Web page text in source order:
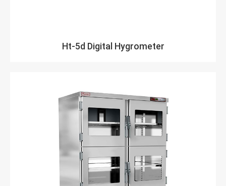
Ht-5d Digital Hygrometer